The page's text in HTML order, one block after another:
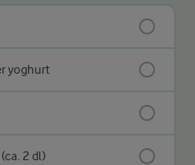
yoghurt
2 dl)